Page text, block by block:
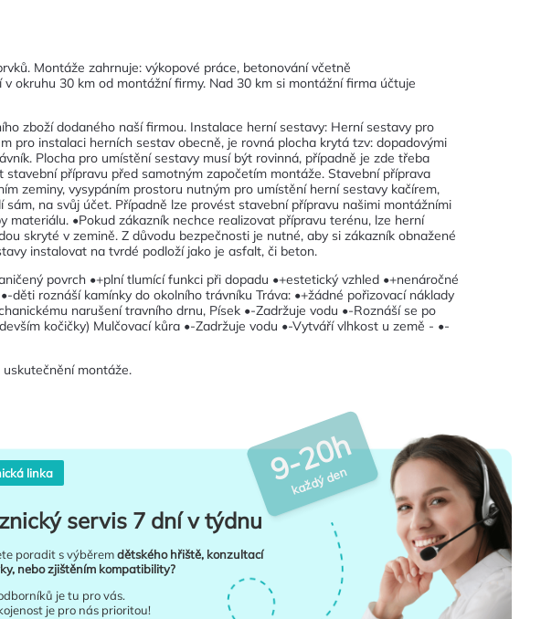
Montáže zahrnuje: výkopové práce, betonování včetně
okruhu 30 km od montážní firmy. Nad 30 km si montážní firma účtuje
zboží dodaného naší firmou. Instalace herní sestavy: Herní sestavy pro
pro instalaci herních sestav obecně, je rovná plocha krytá tzv: dopadovými
Plocha pro umístění sestavy musí být rovinná, případně je zde třeba
přípravu před samotným započetím montáže. Stavební příprava
zeminy, vysypáním prostoru nutným pro umístění herní sestavy kačírem,
na svůj účet. Případně lze provést stavební přípravu našimi montážními
•Pokud zákazník nechce realizovat přípravu terénu, lze herní
skryté v zemině. Z důvodu bezpečnosti je nutné, aby si zákazník obnažené
instalovat na tvrdé podloží jako je asfalt, či beton.
povrch •+plní tlumící funkci při dopadu •+estetický vzhled •+nenáročné
roznáší kamínky do okolního trávníku Tráva: •+žádné pořizovací náklady
narušení travního drnu, Písek •-Zadržuje vodu •-Roznáší se po
kočičky) Mulčovací kůra •-Zadržuje vodu •-Vytváří vlhkost u země - •-
montáže.
linka
servis 7 dní v týdnu
poradit s výběremdětského hřiště, konzultací
nebo zjištěním kompatibility?
je tu pro vás.
je pro nás prioritou!
9-20h
každý den